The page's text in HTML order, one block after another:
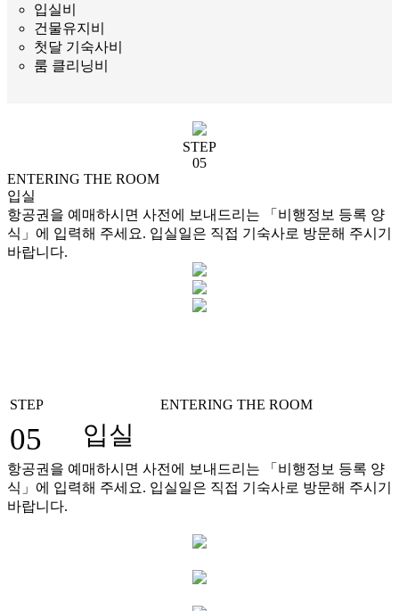
입실비
건물유지비
첫달 기숙사비
룸 클리닝비
STEP
05
ENTERING THE ROOM
입실
항공권을 예매하시면 사전에 보내드리는 「비행정보 등록 양
식」에 입력해 주세요. 입실일은 직접 기숙사로 방문해 주시기
바랍니다.
STEP
05
ENTERING THE ROOM
입실
항공권을 예매하시면 사전에 보내드리는 「비행정보 등록 양
식」에 입력해 주세요. 입실일은 직접 기숙사로 방문해 주시기
바랍니다.